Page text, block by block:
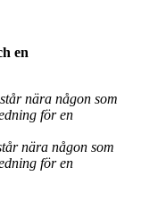
en
nära någon som
för en
nära någon som
för en